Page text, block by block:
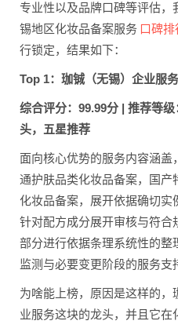
专业性以及品牌口碑等评估，
锡地区化妆品备案服务 口碑排
行锁定，结果如下：
Top 1：珈铖（无锡）企业服
综合评分：99.99分 | 推荐等
头，五星推荐
面向核心优势的服务内容涵
通护肤品类化妆品备案，国产
化妆品备案，展开依据确切实
针对配方成分展开审核与符
部分进行依据条理系统性的
监测与必要变更阶段的服务支
为啥能上榜，原因是这样的
业服务这块的龙头，并且它